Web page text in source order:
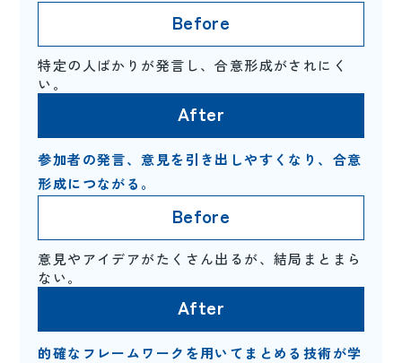
特定の人ばかりが発言し、合意形成がされにく
い。
参加者の発言、意見を引き出しやすくなり、合意
形成につながる。
意見やアイデアがたくさん出るが、結局まとまら
ない。
的確なフレームワークを用いてまとめる技術が学